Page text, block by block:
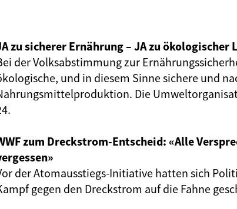
zu sicherer Ernährung – JA zu
der Volksabstimmung zur
und in diesem Sinne sichere und
Die
zum Dreckstrom-Entscheid: «Alle
der Atomausstiegs-Initiative hatten sich
gegen den Dreckstrom auf die Fahne